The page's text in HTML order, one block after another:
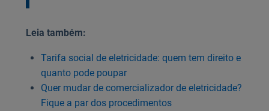
Leia também:
Tarifa social de eletricidade: quem tem direito e
quanto pode poupar
Quer mudar de comercializador de eletricidade?
Fique a par dos procedimentos